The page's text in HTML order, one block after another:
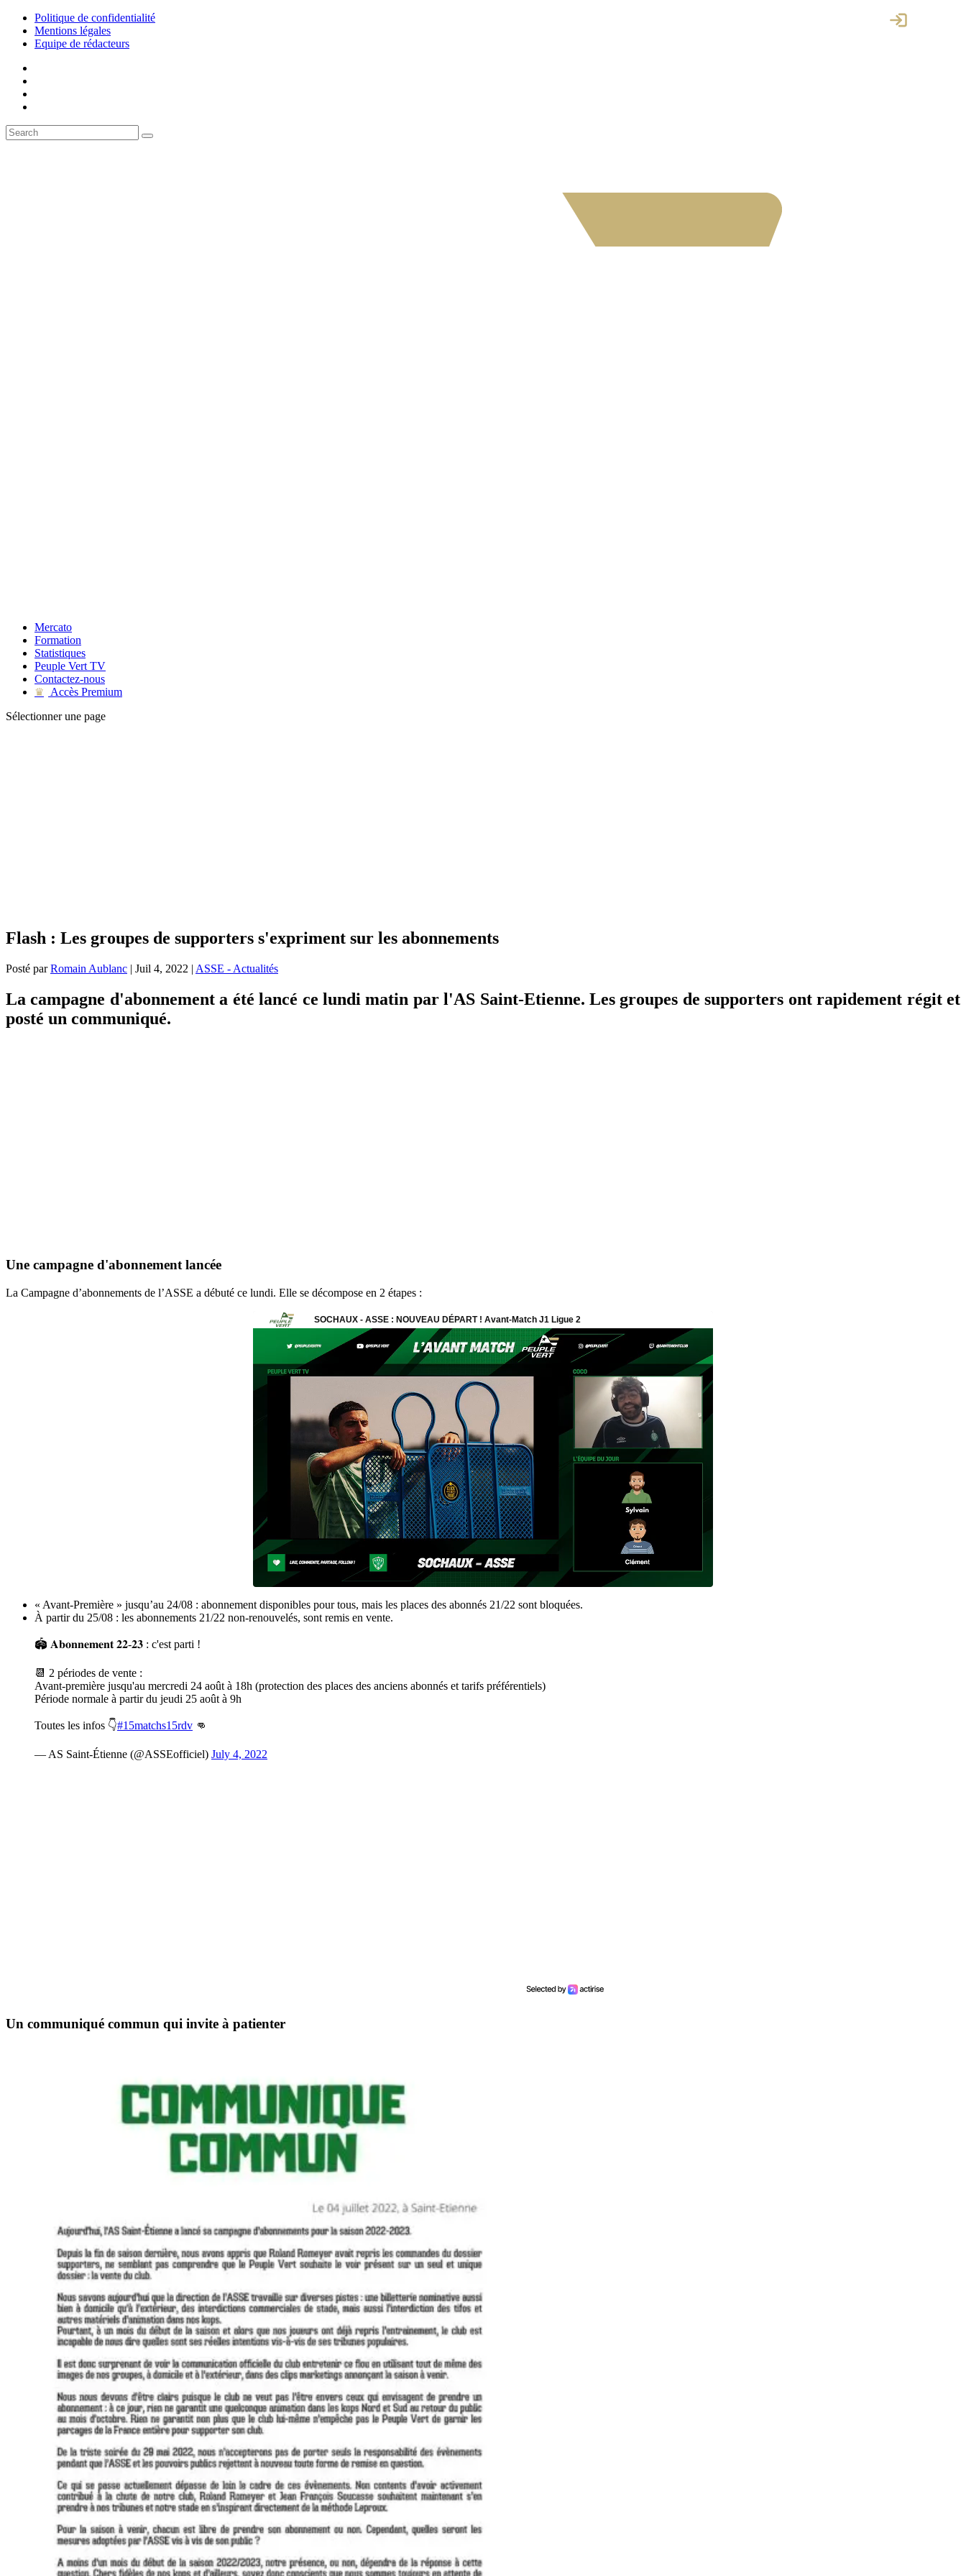
Politique de confidentialité
Mentions légales
Equipe de rédacteurs
Mercato
Formation
Statistiques
Peuple Vert TV
Contactez-nous
♛
Accès Premium
Sélectionner une page
Flash : Les groupes de supporters s'expriment sur les abonnements
Posté parRomain Aublanc | Juil 4, 2022 | ASSE - Actualités
La campagne d'abonnement a été lancé ce lundi matin par l'AS Saint-Etienne. Les groupes de supporters ont rapidement régit et
posté un communiqué.
Une campagne d'abonnement lancée
La Campagne d’abonnements de l’ASSE a débuté ce lundi. Elle se décompose en 2 étapes :
« Avant-Première » jusqu’au 24/08 : abonnement disponibles pour tous, mais les places des abonnés 21/22 sont bloquées.
À partir du 25/08 : les abonnements 21/22 non-renouvelés, sont remis en vente.
🏟 𝐀𝐛𝐨𝐧𝐧𝐞𝐦𝐞𝐧𝐭 𝟐𝟐-𝟐𝟑 : c'est parti !
📆 2 périodes de vente :
Avant-première jusqu'au mercredi 24 août à 18h (protection des places des anciens abonnés et tarifs préférentiels)
Période normale à partir du jeudi 25 août à 9h
Toutes les infos 👇#15matchs15rdv 👊
— AS Saint-Étienne (@ASSEofficiel) July 4, 2022
Un communiqué commun qui invite à patienter